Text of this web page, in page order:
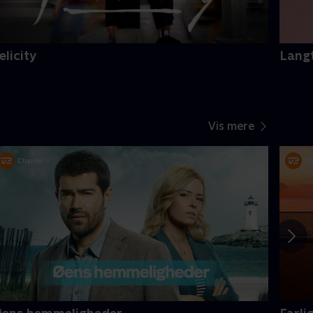
Vis mere